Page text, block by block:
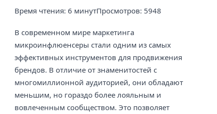
Время чтения: 6 минутПросмотров: 5948
В современном мире маркетинга
микроинфлюенсеры стали одним из самых
эффективных инструментов для продвижения
брендов. В отличие от знаменитостей с
многомиллионной аудиторией, они обладают
меньшим, но гораздо более лояльным и
вовлеченным сообществом. Это позволяет